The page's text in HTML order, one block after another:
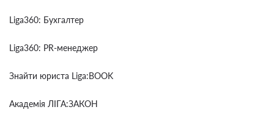
Liga360: Бухгалтер
Liga360: PR-менеджер
Знайти юриста Liga:BOOK
Академія ЛІГА:ЗАКОН